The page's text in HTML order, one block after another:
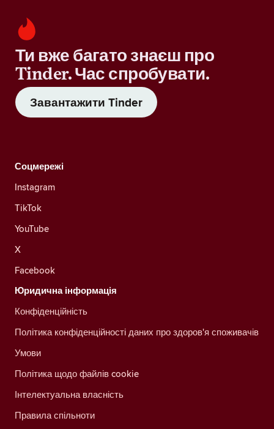
Ти вже багато знаєш про
Tinder. Час спробувати.
Завантажити Tinder
Соцмережі
Instagram
TikTok
YouTube
X
Facebook
Юридична інформація
Конфіденційність
Політика конфіденційності даних про здоров'я споживачів
Умови
Політика щодо файлів cookie
Інтелектуальна власність
Правила спільноти